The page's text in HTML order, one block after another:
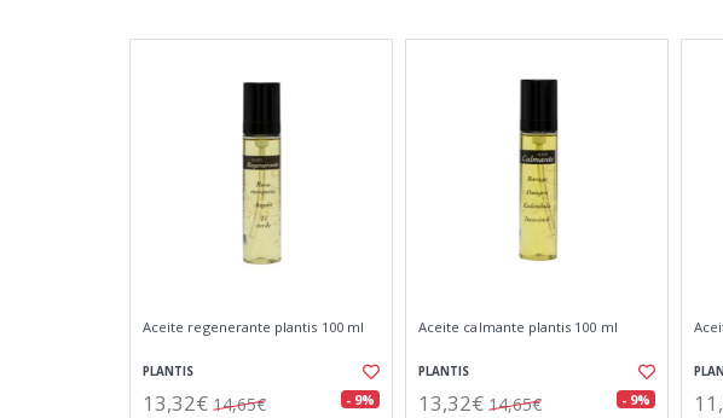
Aceite regenerante plantis 100 ml
PLANTIS
13,32€ 14,65€ - 9%
Aceite calmante plantis 100 ml
PLANTIS
13,32€ 14,65€ - 9%